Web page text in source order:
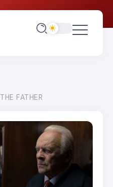
THE FATHER